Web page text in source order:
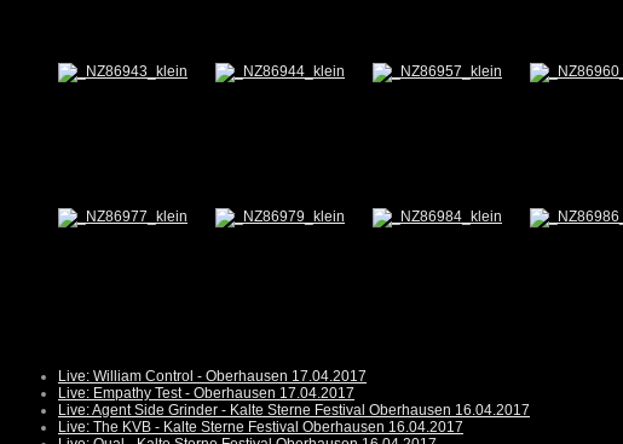
Live: William Control - Oberhausen 17.04.2017
Live: Empathy Test - Oberhausen 17.04.2017
Live: Agent Side Grinder - Kalte Sterne Festival Oberhausen 16.04.2017
Live: The KVB - Kalte Sterne Festival Oberhausen 16.04.2017